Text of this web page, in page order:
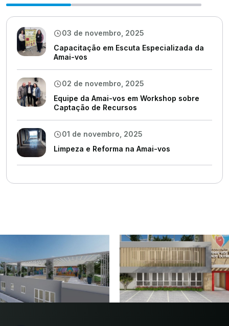
03 de novembro, 2025
Capacitação em Escuta Especializada da
Amai-vos
02 de novembro, 2025
Equipe da Amai-vos em Workshop sobre
Captação de Recursos
01 de novembro, 2025
Limpeza e Reforma na Amai-vos